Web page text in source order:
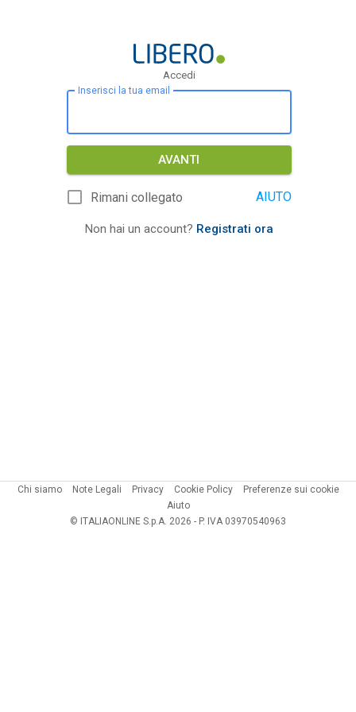
Accedi
Inserisci la tua email
AVANTI
Rimani collegato AIUTO
Non hai un account? Registrati ora
Chi siamo Note Legali Privacy Cookie Policy
Preferenze sui cookie
Aiuto
© ITALIAONLINE S.p.A. 2026 - P. IVA 03970540963